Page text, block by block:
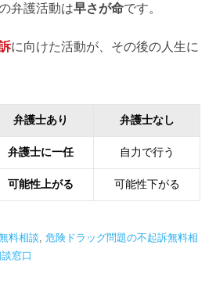
弁護活動は早さが命です。
に向けた活動が、その後の人生に
弁護士あり 弁護士なし
弁護士に一任 自力で行う
可能性上がる 可能性下がる
料相談, 危険ドラッグ問題の不起訴無料相
窓口